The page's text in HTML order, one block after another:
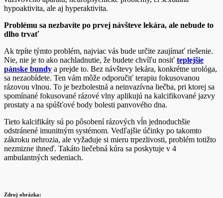
hypoaktivita, ale aj hyperaktivita.
Problému sa nezbavíte po prvej návšteve lekára, ale nebude to
dlho trvať
Ak trpíte týmto problém, najviac vás bude určite zaujímať riešenie.
Nie, nie je to ako nachladnutie, že budete chvíľu nosiť teplejšie
pánske bundy a prejde to. Bez návštevy lekára, konkrétne urológa,
sa nezaobídete. Ten vám môže odporučiť terapiu fokusovanou
rázovou vlnou. To je bezbolestná a neinvazívna liečba, pri ktorej sa
spomínané fokusované rázové vlny aplikujú na kalcifikované jazvy
prostaty a na spúšťové body bolesti panvového dna.
Tieto kalcifikáty sú po pôsobení rázových vĺn jednoduchšie
odstránené imunitným systémom. Vedľajšie účinky po takomto
zákroku nehrozia, ale vyžaduje si mieru trpezlivosti, problém totižto
nezmizne ihneď. Takáto liečebná kúra sa poskytuje v 4
ambulantných sedeniach.
Zdroj obrázka: